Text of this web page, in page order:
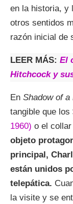
en la historia, y
otros sentidos
razón inicial de
LEER MÁS: El
Hitchcock y
En Shadow of a
tangible que los
1960) o el collar
objeto
principal,
están unidos
telepática.
la visite y se